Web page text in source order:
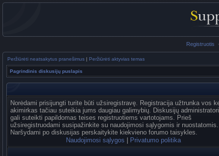
Registruotis
Peržiūrėti neatsakytus pranešimus | Peržiūrėti aktyvias temas
Pagrindinis diskusijų puslapis
Norėdami prisijungti turite būti užsiregistravę. Registracija užtrunka vos
akimirkas tačiau suteikia jums daugiau galimybių. Diskusijų
gali suteikti papildomas teises registruotiems vartotojams. Prieš
užsiregistruodami susipažinkite su naudojimosi sąlygomis ir nuostatomis.
Naršydami po diskusijas perskaitykite kiekvieno forumo taisykles.
Naudojimosi sąlygos
Privatumo politika